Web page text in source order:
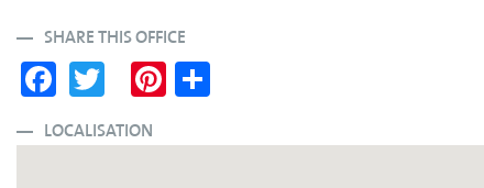
SHARE THIS OFFICE
Fa
ce
bo
wi
tte
Pi
nt
er re
LOCALISATION